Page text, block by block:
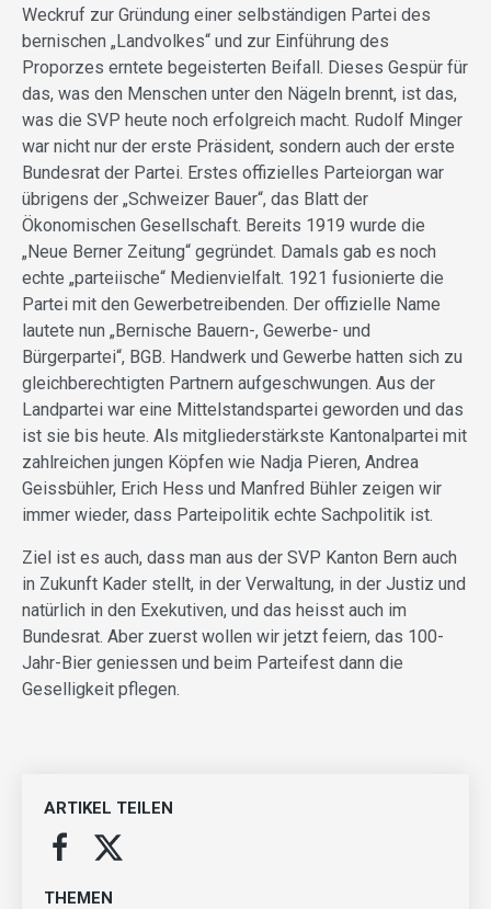
Weckruf zur Gründung einer selbständigen Partei des
bernischen „Landvolkes“ und zur Einführung des
Proporzes erntete begeisterten Beifall. Dieses Gespür für
das, was den Menschen unter den Nägeln brennt, ist das,
was die SVP heute noch erfolgreich macht. Rudolf Minger
war nicht nur der erste Präsident, sondern auch der erste
Bundesrat der Partei. Erstes offizielles Parteiorgan war
übrigens der „Schweizer Bauer“, das Blatt der
Ökonomischen Gesellschaft. Bereits 1919 wurde die
„Neue Berner Zeitung“ gegründet. Damals gab es noch
echte „parteiische“ Medienvielfalt. 1921 fusionierte die
Partei mit den Gewerbetreibenden. Der offizielle Name
lautete nun „Bernische Bauern-, Gewerbe- und
Bürgerpartei“, BGB. Handwerk und Gewerbe hatten sich zu
gleichberechtigten Partnern aufgeschwungen. Aus der
Landpartei war eine Mittelstandspartei geworden und das
ist sie bis heute. Als mitgliederstärkste Kantonalpartei mit
zahlreichen jungen Köpfen wie Nadja Pieren, Andrea
Geissbühler, Erich Hess und Manfred Bühler zeigen wir
immer wieder, dass Parteipolitik echte Sachpolitik ist.
Ziel ist es auch, dass man aus der SVP Kanton Bern auch
in Zukunft Kader stellt, in der Verwaltung, in der Justiz und
natürlich in den Exekutiven, und das heisst auch im
Bundesrat. Aber zuerst wollen wir jetzt feiern, das 100-
Jahr-Bier geniessen und beim Parteifest dann die
Geselligkeit pflegen.
ARTIKEL TEILEN
THEMEN